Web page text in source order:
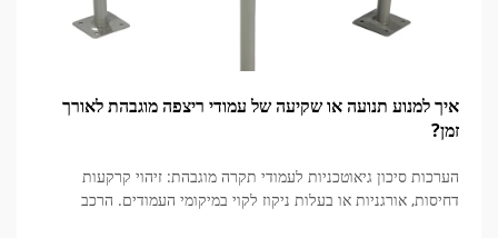
איך למנוע תנועה או שקיעה של עמודי ריצפה מוגבהת לאורך
זמן?
הערכות סיכון גיאוטכניות לעמודי תקרה מוגבהת: זיהוי קרקעות
דחיסות, אורגניות או בעלות ניקוז לקוי במיקומי העמודים. הרכב